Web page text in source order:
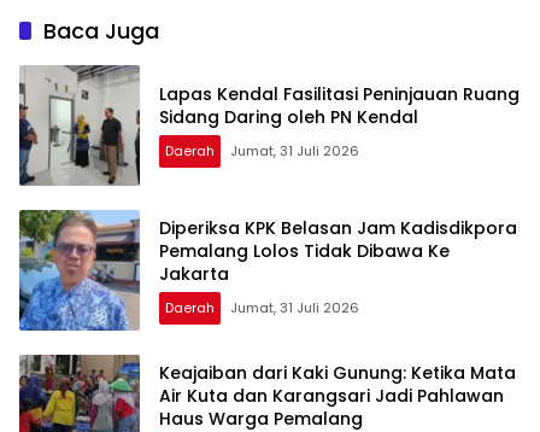
Baca Juga
Lapas Kendal Fasilitasi Peninjauan Ruang
Sidang Daring oleh PN Kendal
Daerah Jumat, 31 Juli 2026
Diperiksa KPK Belasan Jam Kadisdikpora
Pemalang Lolos Tidak Dibawa Ke
Jakarta
Daerah Jumat, 31 Juli 2026
Keajaiban dari Kaki Gunung: Ketika Mata
Air Kuta dan Karangsari Jadi Pahlawan
Haus Warga Pemalang